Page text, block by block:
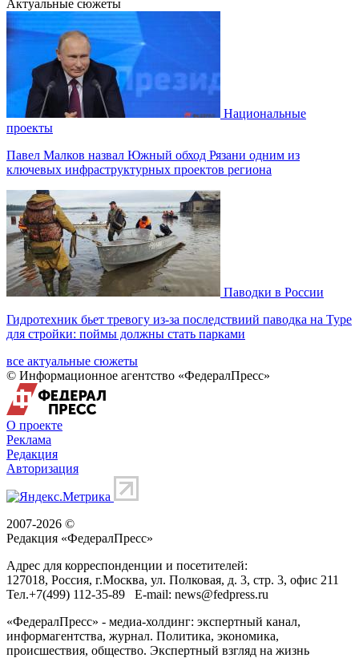
Актуальные сюжеты
Национальные
проекты
Павел Малков назвал Южный обход Рязани одним из
ключевых инфраструктурных проектов региона
Паводки в России
Гидротехник бьет тревогу из-за последствиий паводка на Туре
для стройки: поймы должны стать парками
все актуальные сюжеты
© Информационное агентство «ФедералПресс»
О проекте
Реклама
Редакция
Авторизация
2007-2026 ©
Редакция «ФедералПресс»
Адрес для корреспонденции и посетителей:
127018, Россия, г.Москва, ул. Полковая, д. 3, стр. 3, офис 211
Тел.+7(499) 112-35-89 E-mail: news@fedpress.ru
«ФедералПресс» - медиа-холдинг: экспертный канал,
информагентства, журнал. Политика, экономика,
происшествия, общество. Экспертный взгляд на жизнь